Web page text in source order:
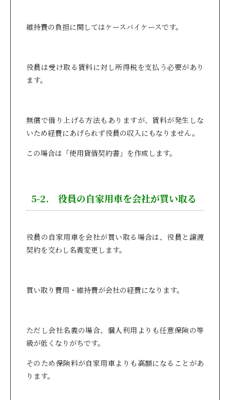
維持費の負担に関してはケースバイケースです。
役員は受け取る賃料に対し所得税を支払う必要があり
ます。
無償で借り上げる方法もありますが、賃料が発生しな
いため経費にあげられず役員の収入にもなりません。
この場合は「使用貸借契約書」を作成します。
5-2. 役員の自家用車を会社が買い取る
役員の自家用車を会社が買い取る場合は、役員と譲渡
契約を交わし名義変更します。
買い取り費用・維持費が会社の経費になります。
ただし会社名義の場合、個人利用よりも任意保険の等
級が低くなりがちです。
そのため保険料が自家用車よりも高額になることがあ
ります。